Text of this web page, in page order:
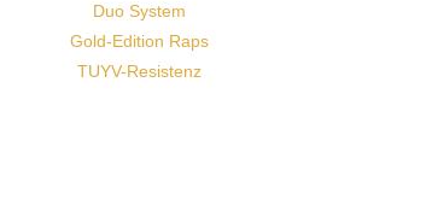
Duo System
Gold-Edition Raps
TUYV-Resistenz